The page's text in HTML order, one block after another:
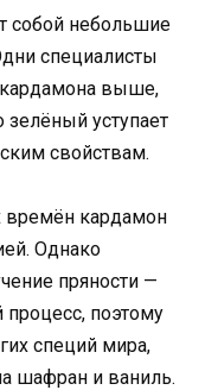
собой небольшие
специалисты
кардамона выше,
зелёный уступает
свойствам.
времён кардамон
Однако
пряности —
поэтому
специй мира,
шафран и ваниль.